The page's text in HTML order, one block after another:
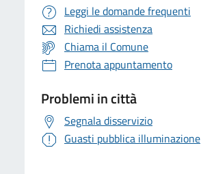
Leggi le domande frequenti
Richiedi assistenza
Chiama il Comune
Prenota appuntamento
Problemi in città
Segnala disservizio
Guasti pubblica illuminazione